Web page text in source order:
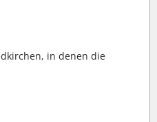
in denen die